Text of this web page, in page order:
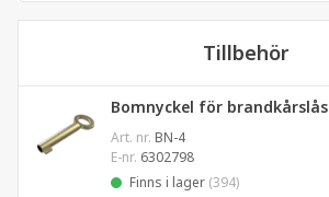
Tillbehör
Bomnyckel för brandkårslås
Art. nr. BN-4
E-nr. 6302798
Finns i lager (394)